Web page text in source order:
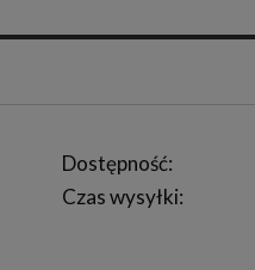
Dostępność:
Czas wysyłki: